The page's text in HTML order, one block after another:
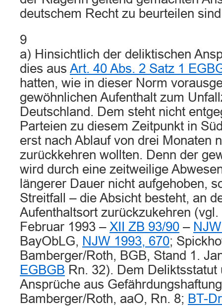
deutschem Recht zu beurteilen
9
a) Hinsichtlich der deliktischen
dies aus Art. 40 Abs. 2 Satz 1
hatten, wie in dieser Norm
gewöhnlichen Aufenthalt zum
Deutschland. Dem steht nicht
Parteien zu diesem Zeitpunkt in
erst nach Ablauf von drei Monaten
zurückkehren wollten. Denn der
wird durch eine zeitweilige
längerer Dauer nicht aufgehoben,
Streitfall – die Absicht besteht, an
Aufenthaltsort zurückzukehren
Februar 1993 – XII ZB 93/90 –
BayObLG, NJW 1993, 670;
Bamberger/Roth, BGB, Stand 1.
EGBGB Rn. 32). Dem Deliktsstatut
Ansprüche aus
Bamberger/Roth, aaO, Rn. 8; BT-